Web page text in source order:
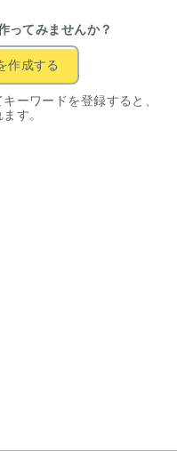
ってみませんか？
作成する
ーワードを登録すると、
す。